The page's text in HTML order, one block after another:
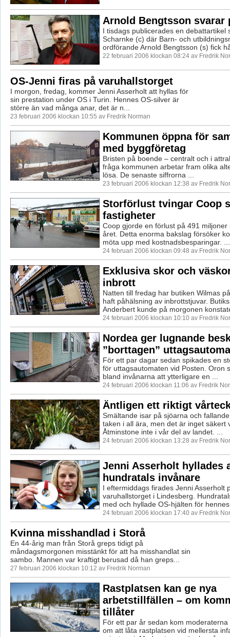
Arnold Bengtsson svarar
I tisdags publicerades en debattartikel
Scharnke (c) där Barn- och
ordförande Arnold Bengtsson (s) fick
22 februari 2006 klockan 08:24 av Fredrik
OS-Jenni firas på varuhallstorget
I morgon, fredag, kommer Jenni Asserholt att hyllas för
sin prestation under OS i Turin. Hennes OS-silver är
större än vad många anar, det är n...
23 februari 2006 klockan 10:55 av Fredrik Norman
Kommunen öppna för
med byggföretag
Bristen på boende – centralt och i
fråga kommunen arbetar fram olika
lösa. De senaste siffrorna ...
23 februari 2006 klockan 12:38 av Fredrik
Storförlust tvingar Coop
fastigheter
Coop gjorde en förlust på 491 miljoner
året. Detta enorma bakslag försöker
möta upp med kostnadsbesparingar. ...
24 februari 2006 klockan 09:48 av Fredrik
Exklusiva skor och
inbrott
Natten till fredag har butiken Wilmas
haft påhälsning av inbrottstjuvar.
Anderbert kunde på morgonen
24 februari 2006 klockan 10:10 av Fredrik
Nordea ger lugnande
”borttagen”
För ett par dagar sedan spikades en
för uttagsautomaten vid Posten. Oron
bland invånarna att ytterligare en ...
24 februari 2006 klockan 11:06 av Fredrik
Äntligen ett riktigt
Smältande isar på sjöarna och
taken i all ära, men det är inget säkert
Åtminstone inte i vår del av landet. ...
24 februari 2006 klockan 13:28 av Fredrik
Jenni Asserholt hyllades
hundratals invånare
I eftermiddags firades Jenni Asserholt
varuhallstorget i Lindesberg.
med och hyllade OS-hjälten för
24 februari 2006 klockan 17:40 av Fredrik
Kvinna misshandlad i Storå
En 44-årig man från Storå greps tidigt på
måndagsmorgonen misstänkt för att ha misshandlat sin
sambo. Mannen var kraftigt berusad då han greps...
27 februari 2006 klockan 10:12 av Fredrik Norman
Rastplatsen kan ge nya
arbetstillfällen – om
tillåter
För ett par år sedan kom
om att låta rastplatsen vid mellersta